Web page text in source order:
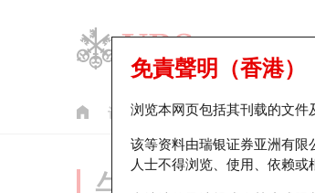
认股证 牛熊证 美股指数产品
免責聲明（香港）
浏览本网页包括其刊载的文件
该等资料由瑞银证券亚洲有限
人士不得浏览、使用、依赖